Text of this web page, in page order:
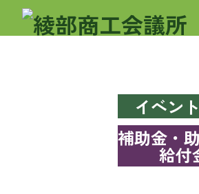
イベン
補助金・
給付